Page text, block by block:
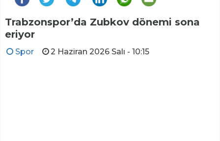
Trabzonspor’da Zubkov dönemi sona
eriyor
Spor 2 Haziran 2026 Salı - 10:15